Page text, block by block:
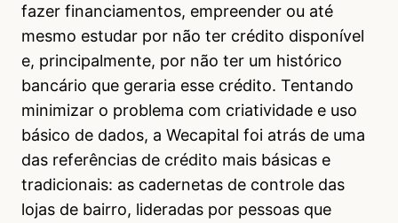
fazer financiamentos, empreender ou até
mesmo estudar por não ter crédito disponível
e, principalmente, por não ter um histórico
bancário que geraria esse crédito. Tentando
minimizar o problema com criatividade e uso
básico de dados, a Wecapital foi atrás de uma
das referências de crédito mais básicas e
tradicionais: as cadernetas de controle das
lojas de bairro, lideradas por pessoas que